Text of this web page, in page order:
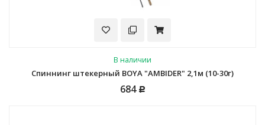
В наличии
Спиннинг штекерный BOYA "AMBIDER" 2,1м (10-30г)
684 Р